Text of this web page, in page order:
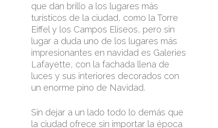
que dan brillo a los lugares más
turísticos de la ciudad, como la Torre
Eiffel y los Campos Elíseos, pero sin
lugar a duda uno de los lugares más
impresionantes en navidad es Galeries
Lafayette, con la fachada llena de
luces y sus interiores decorados con
un enorme pino de Navidad.
Sin dejar a un lado todo lo demás que
la ciudad ofrece sin importar la época